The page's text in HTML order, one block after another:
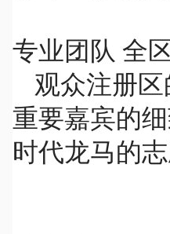
专业团队 全
观众注册
重要嘉宾的
时代龙马的